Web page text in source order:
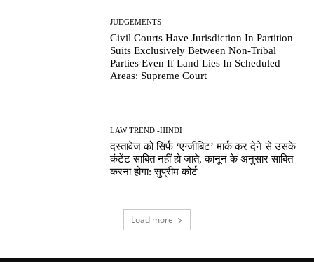
JUDGEMENTS
Civil Courts Have Jurisdiction In Partition
Suits Exclusively Between Non-Tribal
Parties Even If Land Lies In Scheduled
Areas: Supreme Court
LAW TREND -HINDI
दस्तावेज को सिर्फ ‘एग्जीबिट’ मार्क कर देने से उसके
कंटेंट साबित नहीं हो जाते, कानून के अनुसार साबित
करना होगा: सुप्रीम कोर्ट
Load more